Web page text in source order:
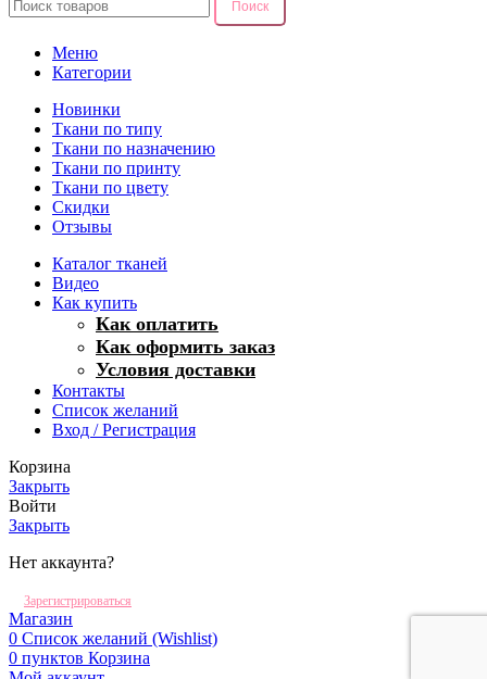
Поиск
Меню
Категории
Новинки
Ткани по типу
Ткани по назначению
Ткани по принту
Ткани по цвету
Скидки
Отзывы
Каталог тканей
Видео
Как купить
Как оплатить
Как оформить заказ
Условия доставки
Контакты
Список желаний
Вход / Регистрация
Корзина
Закрыть
Войти
Закрыть
Нет аккаунта?
Зарегистрироваться
Магазин
0 Список желаний (Wishlist)
0 пунктов Корзина